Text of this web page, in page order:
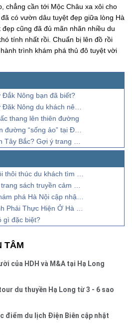
chẳng cần tới Mộc Châu xa xôi cho
có vườn dâu tuyệt đẹp giữa lòng Hà
cũng đã đủ mãn nhãn nhiều du
tính nhất rồi. Chuẩn bị lên đồ rồi
trình khám phá thủ đô tuyệt vời
Nông bạn đã biết?
Nông du khách nên biết
thang lên thiên đường
“sống ảo” tại Đà Lạt
Gợi ý trang phục phù hợp
tìm về thủ đô ngàn năm văn hiến
truyền cảm hứng về thủ đô
Hà Nội cập nhật mới nhất
Thực Hiện Ở Hà Nội
gì đặc biệt?
TÂM
của HDH và M&A tại Hạ Long
du thuyền Hạ Long từ 3 - 6 sao
điểm du lịch Điện Biên cập nhật